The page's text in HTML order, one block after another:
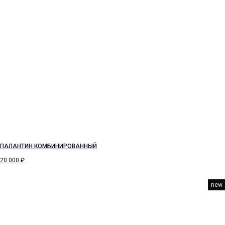
ПАЛАНТИН КОМБИНИРОВАННЫЙ
20 000 ₽
new